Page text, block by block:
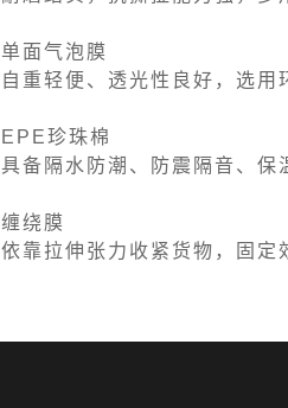
单面气泡膜
自重轻便、透光性良好，选用
EPE珍珠棉
具备隔水防潮、防震隔音、保
缠绕膜
依靠拉伸张力收紧货物，固定